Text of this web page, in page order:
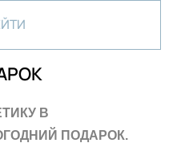
В
ПОДАРОК.